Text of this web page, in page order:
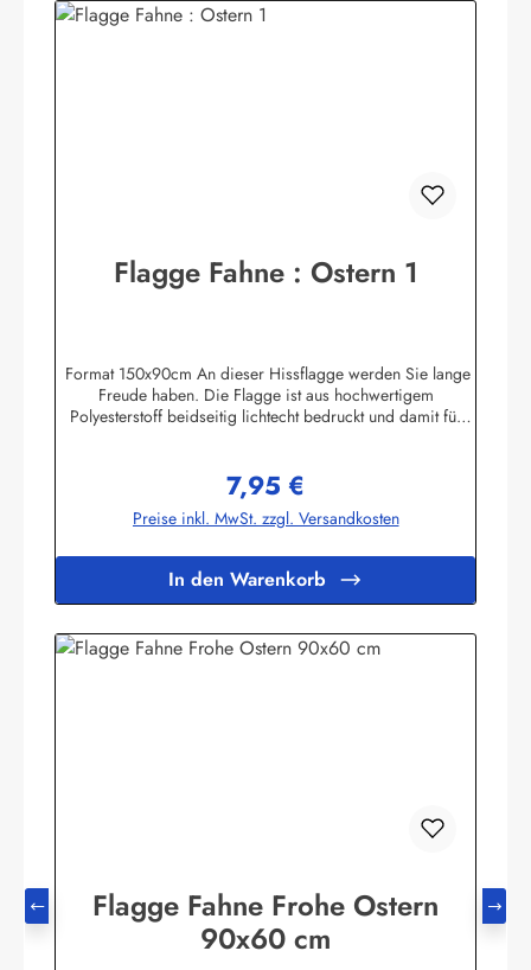
Flagge Fahne : Ostern 1
Format 150x90cm An dieser Hissflagge werden Sie lange
Freude haben. Die Flagge ist aus hochwertigem
Polyesterstoff beidseitig lichtecht bedruckt und damit für
zur Befestigung am Flaggenmast eingearbeitet. Die Flagge
hält deshalb auch mittlere Windgeschwindigkeiten aus. Ab
ca. 80 km/h sollte die Fahne jedoch eingeholt werden.Die
Temperatur gebügelt werden. Wir führen eine große
Auswahl an Länder- und Sonderflaggen, XXL-Flaggen,
Bootsflaggen und
TischflaggenHerstellerinformationen:Fahnen-Shop - Axel
BachKirchbergstr. 238444 Wolfsburgshop@fahnen.info
Regulärer Preis:
7,95 €
Preise inkl. MwSt. zzgl. Versandkosten
In den Warenkorb
Flagge Fahne Frohe Ostern
90x60 cm